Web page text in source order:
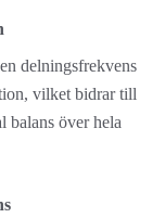
delningsfrekvens
vilket bidrar till
balans över hela